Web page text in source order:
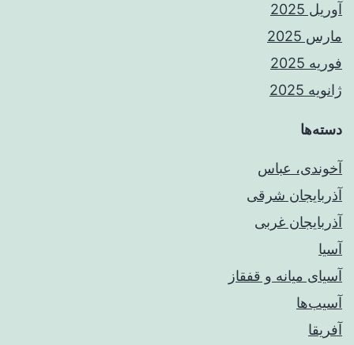
آوریل 2025
مارس 2025
فوریه 2025
ژانویه 2025
دسته‌ها
آخوندی، عباس
آذربایجان شرقی
آذربایجان غربی
آسیا
آسیای میانه و قفقاز
آسیب‌ها
آفریقا